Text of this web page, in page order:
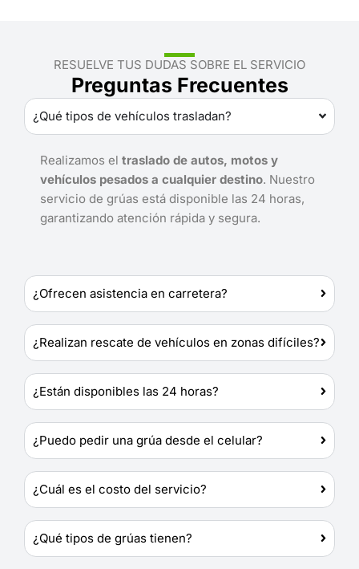
RESUELVE TUS DUDAS SOBRE EL SERVICIO
Preguntas Frecuentes
¿Qué tipos de vehículos trasladan?
Realizamos el traslado de autos, motos y
vehículos pesados a cualquier destino. Nuestro
servicio de grúas está disponible las 24 horas,
garantizando atención rápida y segura.
¿Ofrecen asistencia en carretera?
¿Realizan rescate de vehículos en zonas difíciles?
¿Están disponibles las 24 horas?
¿Puedo pedir una grúa desde el celular?
¿Cuál es el costo del servicio?
¿Qué tipos de grúas tienen?